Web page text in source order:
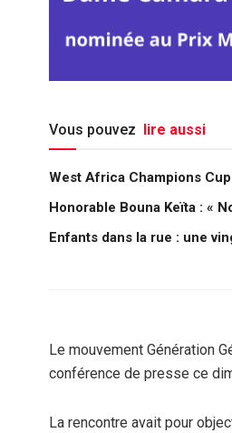
Vous pouvez lire aussi
West Africa Champions
Honorable Bouna Keïta : «
Enfants dans la rue : une
Le mouvement Génération
conférence de presse ce
La rencontre avait pour